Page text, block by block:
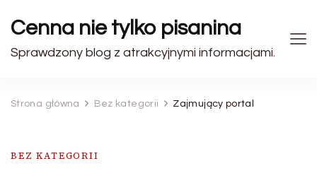
Cenna nie tylko pisanina
Sprawdzony blog z atrakcyjnymi informacjami.
Strona główna Bez kategorii Zajmujący portal
BEZ KATEGORII